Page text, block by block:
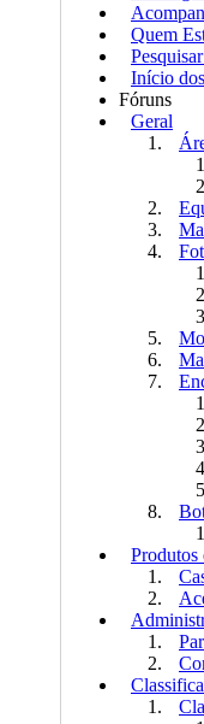
Quem
Início
Fóruns
Geral